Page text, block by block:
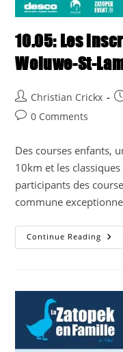
10.05: Les
Woluwe-St-
Post
author:
Christian Crickx
Post0 Comments
Des courses enfants,
10km et les
participants des
commune
Continue Reading
Les
St-
Sont
!